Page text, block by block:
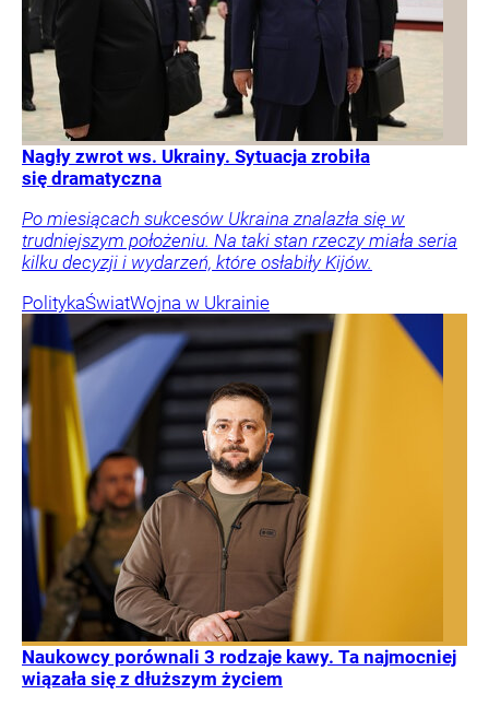
Nagły zwrot ws. Ukrainy. Sytuacja zrobiła
się dramatyczna
Po miesiącach sukcesów Ukraina znalazła się w
trudniejszym położeniu. Na taki stan rzeczy miała seria
kilku decyzji i wydarzeń, które osłabiły Kijów.
PolitykaŚwiatWojna w Ukrainie
Naukowcy porównali 3 rodzaje kawy. Ta najmocniej
wiązała się z dłuższym życiem